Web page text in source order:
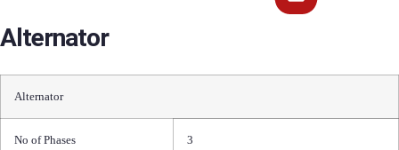
Alternator
Alternator
No of Phases 3